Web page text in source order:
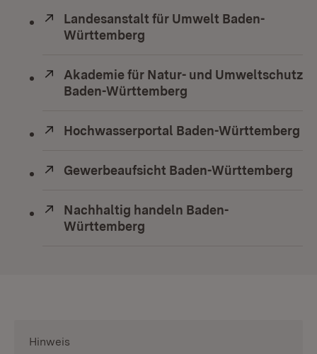
Extern:
Landesanstalt für Umwelt Baden-
Württemberg
Extern:
Akademie für Natur- und Umweltschutz
Baden-Württemberg
Extern:
Hochwasserportal Baden-Württemberg
Extern:
Gewerbeaufsicht Baden-Württemberg
Extern:
Nachhaltig handeln Baden-
Württemberg
Hinweis